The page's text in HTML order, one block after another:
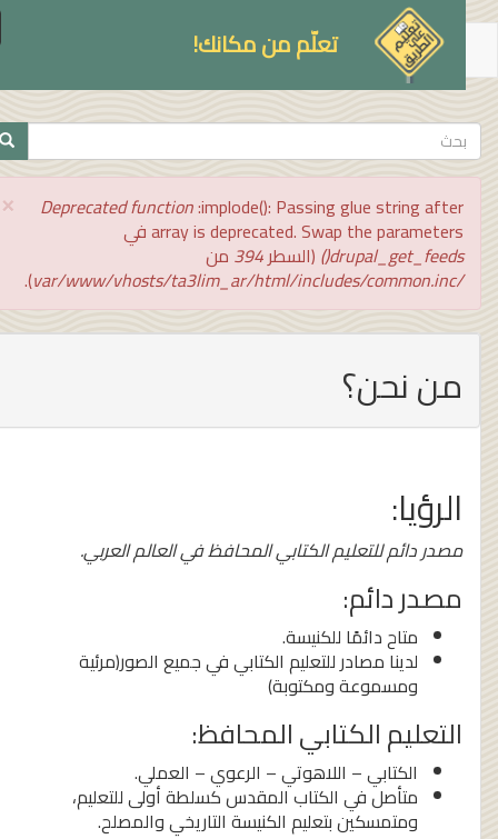
تعلّم من مكانك!
× رسالة
الخطأ
Deprecated function:implode(): Passing glue string after
array is deprecated. Swap the parameters في
drupal_get_feeds() (السطر394من
).
من نحن؟
الرؤيا:
مصدر دائم للتعليم الكتابي المحافظ في العالم العربي.
مصدر دائم:
متاح دائمًا للكنيسة.
لدينا مصادر للتعليم الكتابي في جميع الصور(مرئية
ومسموعة ومكتوبة)
التعليم الكتابي المحافظ:
الكتابي – اللاهوتي – الرعوي – العملي.
متأصل في الكتاب المقدس كسلطة أولى للتعليم،
ومتمسكين بتعليم الكنيسة التاريخي والمصلح.